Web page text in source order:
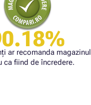
ar recomanda magazinul
ca fiind de încredere.